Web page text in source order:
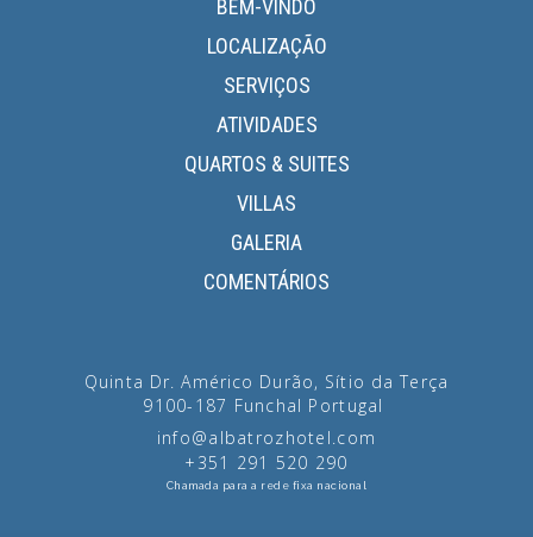
BEM-VINDO
LOCALIZAÇÃO
SERVIÇOS
ATIVIDADES
QUARTOS & SUITES
VILLAS
GALERIA
COMENTÁRIOS
Quinta Dr. Américo Durão, Sítio da Terça
9100-187 Funchal Portugal
info@albatrozhotel.com
+351 291 520 290
Chamada para a rede fixa nacional